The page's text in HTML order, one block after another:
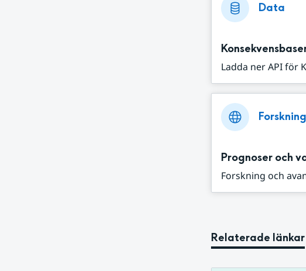
Data
Ladda ner API för
Prognoser och
Forskning och
Relaterade länkar